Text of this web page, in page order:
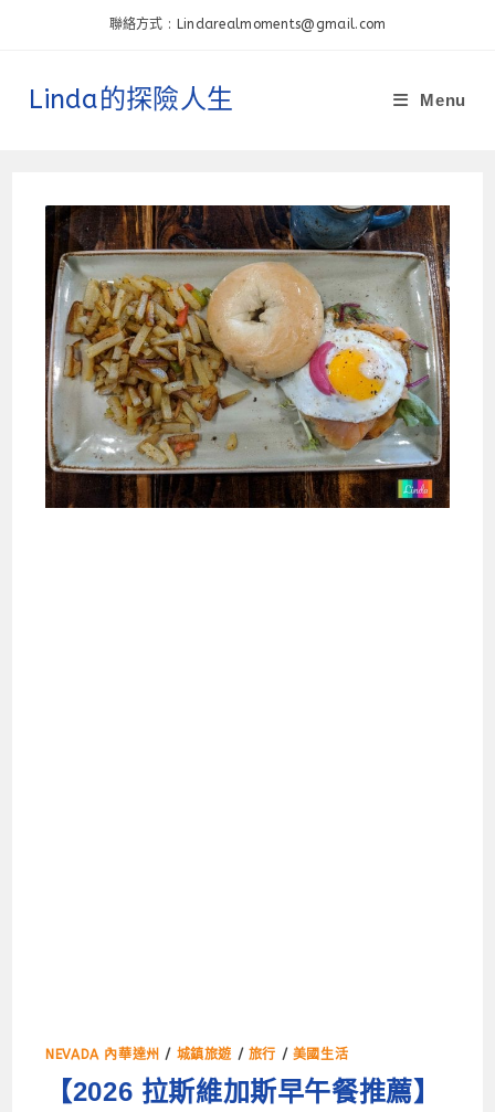
聯絡方式 : Lindarealmoments@gmail.com
Linda的探險人生 Menu
NEVADA 內華達州 / 城鎮旅遊 / 旅行 / 美國生活
【2026 拉斯維加斯早午餐推薦】